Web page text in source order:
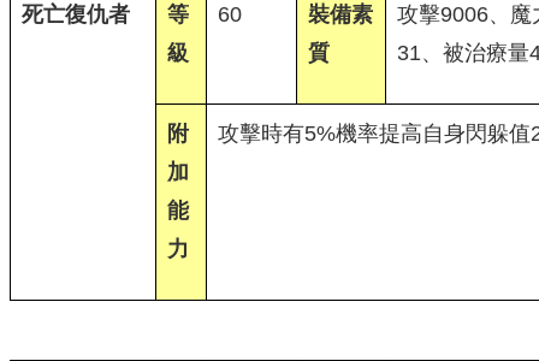
死亡復仇者
等
級
60
裝備素
質
攻擊9006、魔
31、被治療量
附
加
能
力
攻擊時有5%機率提高自身閃躲值